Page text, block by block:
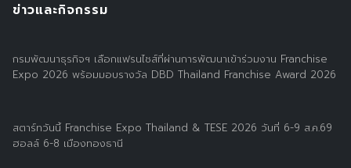
ข่าวและกิจกรรม
กรมพัฒนาธุรกิจฯ เลือกแฟรนไชส์ที่ผ่านการพัฒนาเข้าร่วมงาน Franchise
Expo 2026 พร้อมมอบรางวัล DBD Thailand Franchise Award 2026
สตาร์ทวันนี้ Franchise Expo Thailand & TESE 2026 วันที่ 6-9 ส.ค.69
ฮอลล์ 6-8 เมืองทองธานี